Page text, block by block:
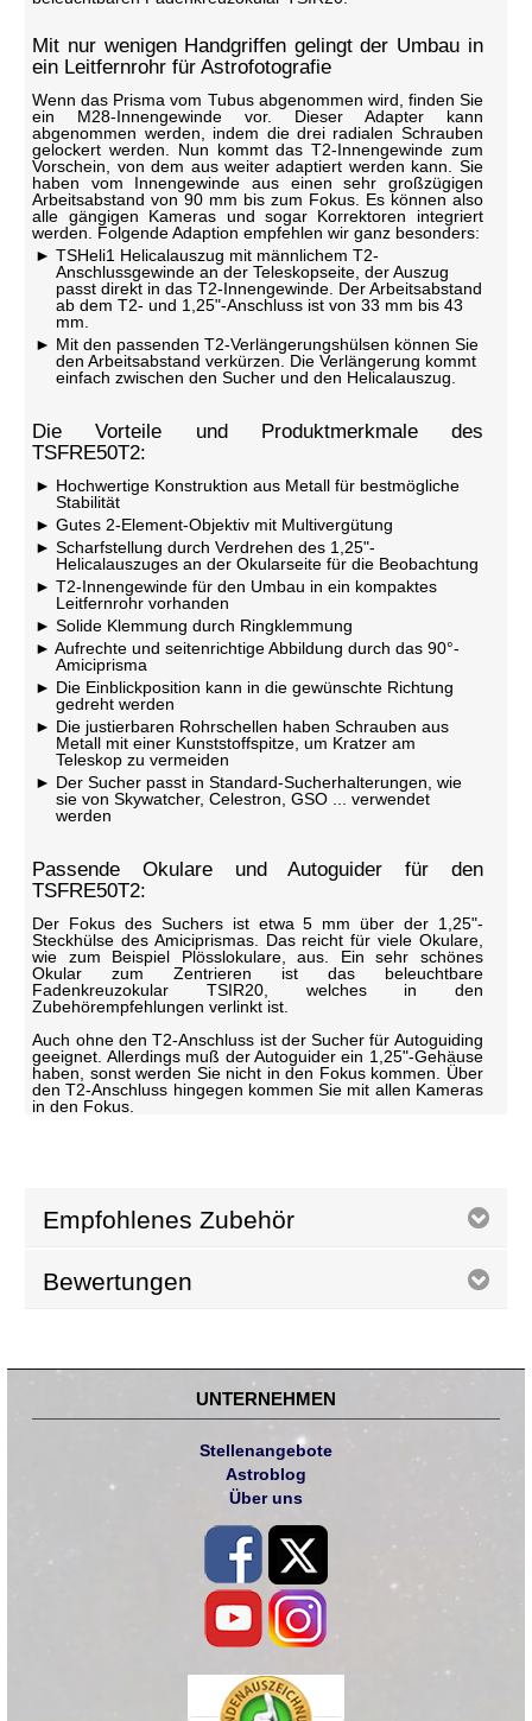
Mit nur wenigen Handgriffen gelingt der Umbau in
ein Leitfernrohr für Astrofotografie
Wenn das Prisma vom Tubus abgenommen wird, finden Sie
ein M28-Innengewinde vor. Dieser Adapter kann
abgenommen werden, indem die drei radialen Schrauben
gelockert werden. Nun kommt das T2-Innengewinde zum
Vorschein, von dem aus weiter adaptiert werden kann. Sie
haben vom Innengewinde aus einen sehr großzügigen
Arbeitsabstand von 90 mm bis zum Fokus. Es können also
alle gängigen Kameras und sogar Korrektoren integriert
werden. Folgende Adaption empfehlen wir ganz besonders:
TSHeli1 Helicalauszug mit männlichem T2-
Anschlussgewinde an der Teleskopseite, der Auszug
passt direkt in das T2-Innengewinde. Der Arbeitsabstand
ab dem T2- und 1,25"-Anschluss ist von 33 mm bis 43
mm.
Mit den passenden T2-Verlängerungshülsen können Sie
den Arbeitsabstand verkürzen. Die Verlängerung kommt
einfach zwischen den Sucher und den Helicalauszug.
Die Vorteile und Produktmerkmale des
TSFRE50T2:
Hochwertige Konstruktion aus Metall für bestmögliche
Stabilität
Gutes 2-Element-Objektiv mit Multivergütung
Scharfstellung durch Verdrehen des 1,25"-
Helicalauszuges an der Okularseite für die Beobachtung
T2-Innengewinde für den Umbau in ein kompaktes
Leitfernrohr vorhanden
Solide Klemmung durch Ringklemmung
Aufrechte und seitenrichtige Abbildung durch das 90°-
Amiciprisma
Die Einblickposition kann in die gewünschte Richtung
gedreht werden
Die justierbaren Rohrschellen haben Schrauben aus
Metall mit einer Kunststoffspitze, um Kratzer am
Teleskop zu vermeiden
Der Sucher passt in Standard-Sucherhalterungen, wie
sie von Skywatcher, Celestron, GSO ... verwendet
werden
Passende Okulare und Autoguider für den
TSFRE50T2:
Der Fokus des Suchers ist etwa 5 mm über der 1,25"-
Steckhülse des Amiciprismas. Das reicht für viele Okulare,
wie zum Beispiel Plösslokulare, aus. Ein sehr schönes
Okular zum Zentrieren ist das beleuchtbare
Fadenkreuzokular TSIR20, welches in den
Zubehörempfehlungen verlinkt ist.
Auch ohne den T2-Anschluss ist der Sucher für Autoguiding
geeignet. Allerdings muß der Autoguider ein 1,25"-Gehäuse
haben, sonst werden Sie nicht in den Fokus kommen. Über
den T2-Anschluss hingegen kommen Sie mit allen Kameras
in den Fokus.
Empfohlenes Zubehör
Bewertungen
UNTERNEHMEN
Stellenangebote
Astroblog
Über uns